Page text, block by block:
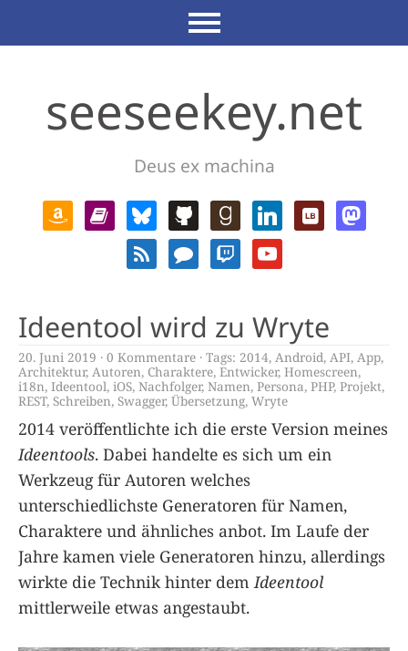
seeseekey.net
Deus ex machina
Ideentool wird zu Wryte
20. Juni 2019 0 Kommentare Tags: 2014, Android, API, App,
Architektur, Autoren, Charaktere, Entwicker, Homescreen,
i18n, Ideentool, iOS, Nachfolger, Namen, Persona, PHP, Projekt,
REST, Schreiben, Swagger, Übersetzung, Wryte
2014 veröffentlichte ich die erste Version meines
Ideentools. Dabei handelte es sich um ein
Werkzeug für Autoren welches
unterschiedlichste Generatoren für Namen,
Charaktere und ähnliches anbot. Im Laufe der
Jahre kamen viele Generatoren hinzu, allerdings
wirkte die Technik hinter dem Ideentool
mittlerweile etwas angestaubt.